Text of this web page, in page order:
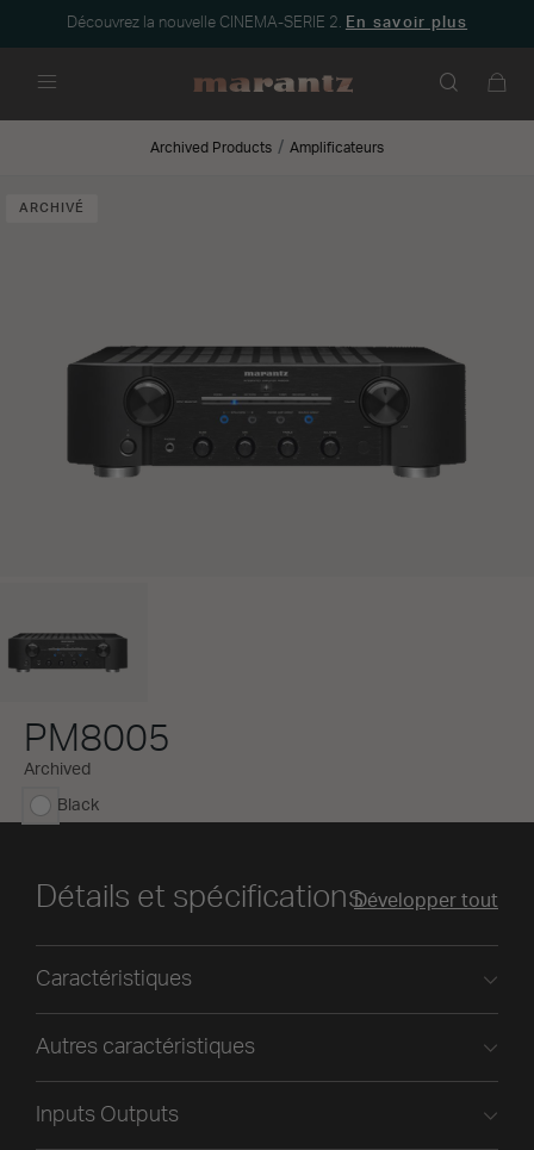
Découvrez la nouvelle CINEMA-SERIE 2. En savoir plus
Archived Products Amplificateurs
ARCHIVÉ
PM8005
Archived
sélectionné
Black
Détails et spécificationsDévelopper tout
Caractéristiques
Autres caractéristiques
Inputs Outputs